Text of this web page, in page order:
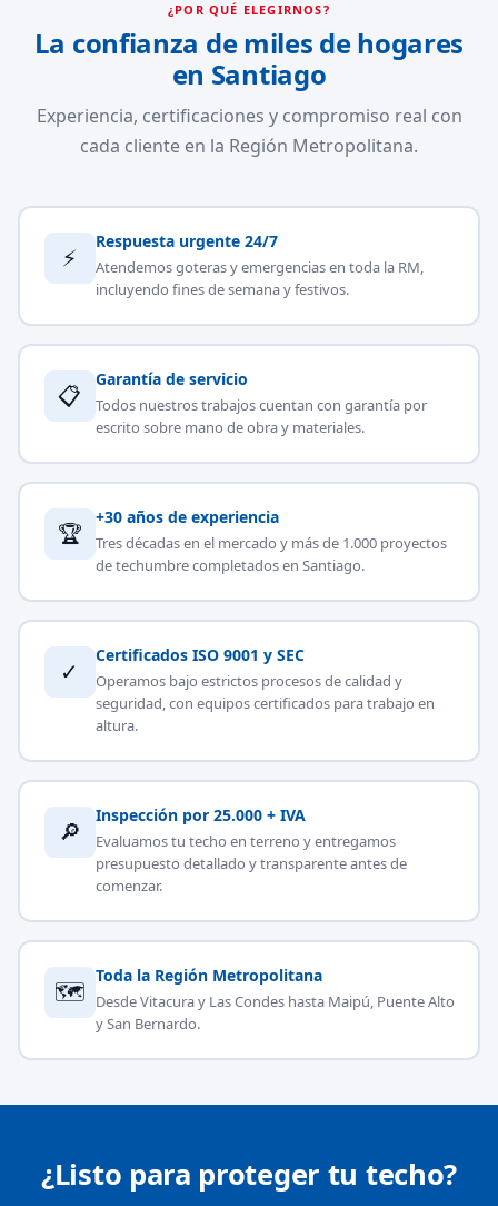
¿POR QUÉ ELEGIRNOS?
La confianza de miles de hogares
en Santiago
Experiencia, certificaciones y compromiso real con
cada cliente en la Región Metropolitana.
⚡
Respuesta urgente 24/7
Atendemos goteras y emergencias en toda la RM,
incluyendo fines de semana y festivos.
📋
Garantía de servicio
Todos nuestros trabajos cuentan con garantía por
escrito sobre mano de obra y materiales.
🏆
+30 años de experiencia
Tres décadas en el mercado y más de 1.000 proyectos
de techumbre completados en Santiago.
✓
Certificados ISO 9001 y SEC
Operamos bajo estrictos procesos de calidad y
seguridad, con equipos certificados para trabajo en
altura.
🔎
Inspección por 25.000 + IVA
Evaluamos tu techo en terreno y entregamos
presupuesto detallado y transparente antes de
comenzar.
🗺
Toda la Región Metropolitana
Desde Vitacura y Las Condes hasta Maipú, Puente Alto
y San Bernardo.
¿Listo para proteger tu techo?